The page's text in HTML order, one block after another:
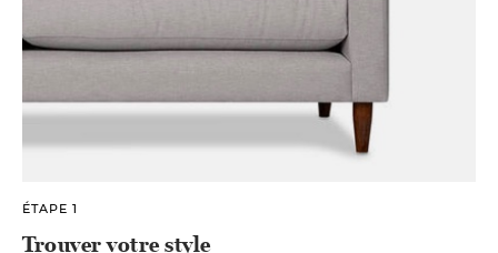
ÉTAPE 1
Trouver votre style